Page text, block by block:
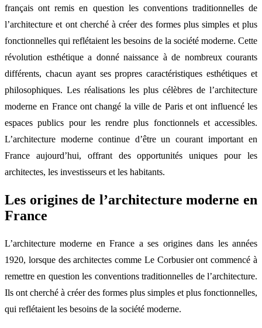
français ont remis en question les conventions traditionnelles de
l’architecture et ont cherché à créer des formes plus simples et plus
fonctionnelles qui reflétaient les besoins de la société moderne. Cette
révolution esthétique a donné naissance à de nombreux courants
différents, chacun ayant ses propres caractéristiques esthétiques et
philosophiques. Les réalisations les plus célèbres de l’architecture
moderne en France ont changé la ville de Paris et ont influencé les
espaces publics pour les rendre plus fonctionnels et accessibles.
L’architecture moderne continue d’être un courant important en
France aujourd’hui, offrant des opportunités uniques pour les
architectes, les investisseurs et les habitants.
Les origines de l’architecture moderne en
France
L’architecture moderne en France a ses origines dans les années
1920, lorsque des architectes comme Le Corbusier ont commencé à
remettre en question les conventions traditionnelles de l’architecture.
Ils ont cherché à créer des formes plus simples et plus fonctionnelles,
qui reflétaient les besoins de la société moderne.